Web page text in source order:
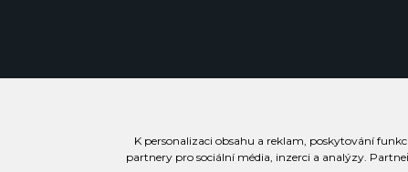
K personalizaci obsahu a reklam, poskytování
partnery pro sociální média, inzerci a analýzy.